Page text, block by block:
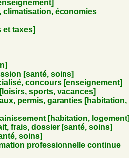
climatisation, économies
et taxes]
[santé, soins]
concours [enseignement]
sports, vacances]
permis, garanties [habitation,
[habitation, logement]
frais, dossier [santé, soins]
soins]
professionnelle continue